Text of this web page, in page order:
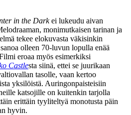
in the Darkei lukeudu aivan
monimutkaisen tarinan ja
tekee elokuvasta väkisinkin
olleen 70‑luvun lopulla enää
eroaa myös esimerkiksi
Castlesta siinä, ettei se juurikaan
tasolle, vaan kertoo
yksilöistä. Auringonpaisteisiin
katsojille on kuitenkin tarjolla
erittäin tyyliteltyä monotusta päin
hyvin.